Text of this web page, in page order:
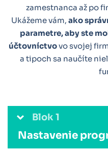
zamestnanca až po
Ukážeme vám, ako
parametre, aby ste
účtovníctvovo svojej
a tipoch sa naučíte
Blok 1
Nastavenie